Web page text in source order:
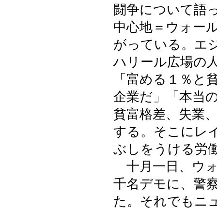
闘争について語
中心地＝ウォー
がっている。エ
ハリール広場の
「富める１％と
企業だ」「本当
貧富格差、失業
する。そこにレ
ぶしをうける労
十月一日、ウ
千名デモに、警
た。それでもニ